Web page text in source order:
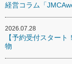
経営コラム「
2026.07.28
【予約受付スター
物